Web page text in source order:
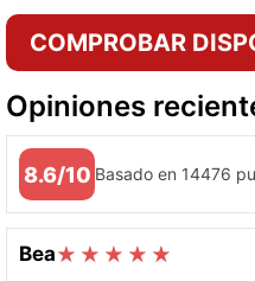
COMPROBAR
Opiniones
8.6/10 Basado en 14476
Bea